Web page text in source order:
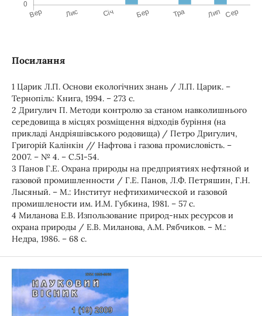
Посилання
1 Царик Л.П. Основи екологічних знань / Л.П. Царик. –
Тернопіль: Книга, 1994. – 273 с.
2 Дригулич П. Методи контролю за станом навколишнього
середовища в місцях розміщення відходів буріння (на
прикладі Андріяшівського родовища) / Петро Дригулич,
Григорій Калінкін // Нафтова і газова промисловість. –
2007. – № 4. – С.51-54.
3 Панов Г.Е. Охрана природы на предприятиях нефтяной и
газовой промишленности / Г.Е. Панов, Л.Ф. Петряшин, Г.Н.
Лысяный. – М.: Институт нефтихимической и газовой
промишлености им. И.М. Губкина, 1981. – 57 с.
4 Миланова Е.В. Изпользование природ-ных ресурсов и
охрана природы / Е.В. Миланова, А.М. Рябчиков. – М.:
Недра, 1986. – 68 с.